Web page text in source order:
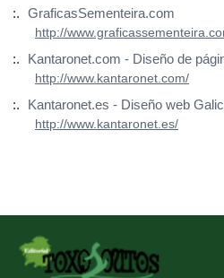
:.
GraficasSementeira.com
http://
:.
Kantaronet.com - Diseño de
http://www.kantaronet.com/
:.
Kantaronet.es - Diseño web
http://www.kantaronet.es/